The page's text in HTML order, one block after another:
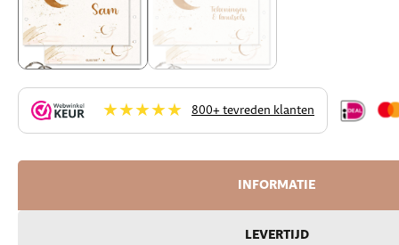
★★★★★ 800+ tevreden klanten
INFORMATIE
LEVERTIJD